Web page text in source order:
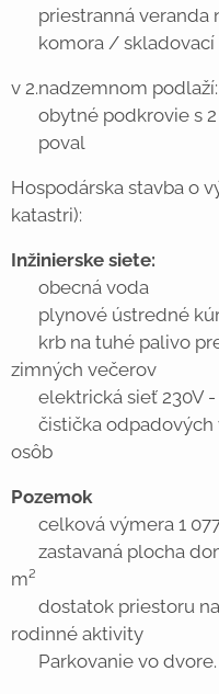
✔ priestranná veranda
✔ komora / skladovací
v 2.nadzemnom podlaží:
✔ obytné podkrovie s
✔ poval
Hospodárska stavba o
katastri):
Inžinierske siete:
✔ obecná voda
✔ plynové ústredné
✔ krb na tuhé palivo
zimných večerov
✔ elektrická sieť 230V -
✔ čistička odpadových
osôb
Pozemok
✔ celková výmera 1
✔ zastavaná plocha
m²
✔ dostatok priestoru
rodinné aktivity
✔ Parkovanie vo dvore.